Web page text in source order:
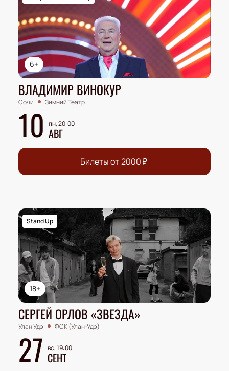
6+
ВЛАДИМИР ВИНОКУР
Сочи Зимний Театр
10 пн, 20:00
АВГ
Билеты от 2000₽
18+
Stand Up
СЕРГЕЙ ОРЛОВ «ЗВЕЗДА»
Улан Удэ ФСК (Улан-Удэ)
27 вс, 19:00
СЕНТ